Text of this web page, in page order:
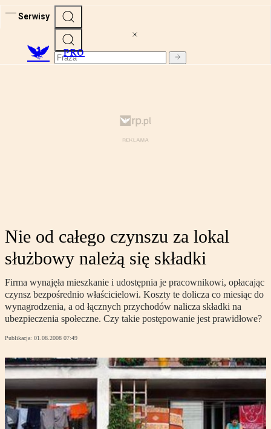
Serwisy
PRO
Nie od całego czynszu za lokal
służbowy należą się składki
Firma wynajęła mieszkanie i udostępnia je pracownikowi, opłacając
czynsz bezpośrednio właścicielowi. Koszty te dolicza co miesiąc do
wynagrodzenia, a od łącznych przychodów nalicza składki na
ubezpieczenia społeczne. Czy takie postępowanie jest prawidłowe?
Publikacja: 01.08.2008 07:49